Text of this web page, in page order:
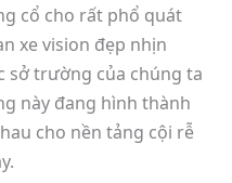
cổ cho rất phổ quát
xe vision đẹp nhịn
trường của chúng ta
này đang hình thành
cho nền tảng cội rễ